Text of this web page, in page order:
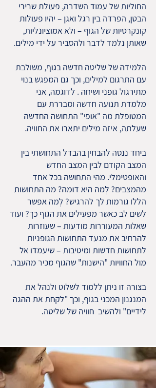
החוליות של עמוד השדרה, פעולת שרירי
הבטן, הפרדה בין רגל ואגן – יהיו פעולות
קונקרטיות של הגוף – ולא אמוציונליות,
שאותן נלמד לדבר ולהסביר על ידי מילים.
הלמידה של שליטה חדשה בגוף, משולבת
עם התרגום למילים, וכך גם המפגש בנוי
מתירגול גופני ושיחה . לדוגמה, אני
מלמדת תנועה חדשה ומבררת עם
המטופלת מה "אופי" התחושה החדשה
שעלתה, איזה מילים יתארו את החוויה.
ביחד ננסה להבחין בהבדל התחושתי בין
המצב הקודם לבין המצב החדש
והאופטימלי. מהי התחושה בכל אחד
מהמצבים? לְמה היא דומה? מה התחושות
הללו גורמות לך להרגיש? לְמה אפשר
לשים לב כאשר מפעילים את הגוף כך? ועוד
שאלות המעוררות מודעות – שעוזרות
להרחיב את מנעד התחושות הגופניות
לתחושות חדשות ומיטיבות – שיעמדו אל
מול החוויות "הישנות" שהגוף מכיר מהעבר.
בצורה זו ניתן ללמוד לשלוט ולנהל את
המנגנון המכני בגוף, וכך "לקחת את ההגה
לידיים" ולהשיב חוויה של שליטה.